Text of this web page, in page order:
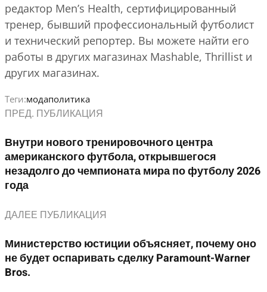
редактор Men’s Health, сертифицированный
тренер, бывший профессиональный футболист
и технический репортер. Вы можете найти его
работы в других магазинах Mashable, Thrillist и
других магазинах.
Теги:модаполитика
ПРЕД. ПУБЛИКАЦИЯ
Внутри нового тренировочного центра
американского футбола, открывшегося
незадолго до чемпионата мира по футболу 2026
года
ДАЛЕЕ ПУБЛИКАЦИЯ
Министерство юстиции объясняет, почему оно
не будет оспаривать сделку Paramount-Warner
Bros.